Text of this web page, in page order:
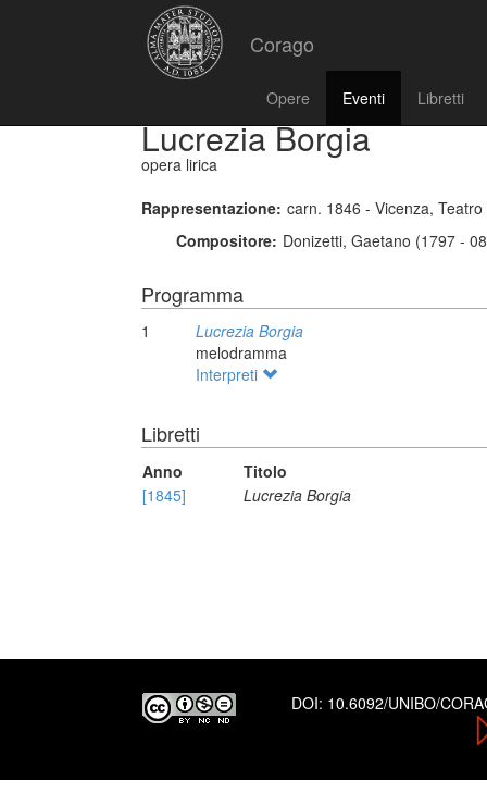
Corago
Opere Eventi Libretti
Lucrezia Borgia
opera lirica
Rappresentazione: carn. 1846 - Vicenza,
Compositore: Donizetti, Gaetano (1797 -
Programma
1
Lucrezia Borgia
melodramma
Interpreti
Libretti
Anno Titolo
[1845]
Lucrezia Borgia
DOI: 10.6092/UNIBO/